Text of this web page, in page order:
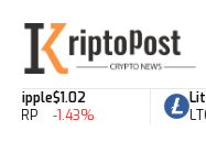
Ripple
XRP
$1.02
-1.43%
LTC